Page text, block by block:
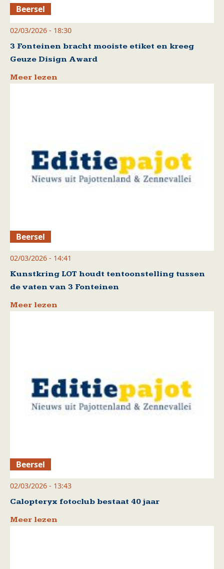
Beersel
02/03/2026 - 18:30
3 Fonteinen bracht mooiste etiket en kreeg
Geuze Disign Award
Meer lezen
Beersel
02/03/2026 - 14:41
Kunstkring LOT houdt tentoonstelling tussen
de vaten van 3 Fonteinen
Meer lezen
Beersel
02/03/2026 - 13:43
Calopteryx fotoclub bestaat 40 jaar
Meer lezen